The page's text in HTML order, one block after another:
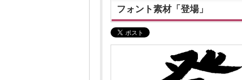
フォント素材「登場」